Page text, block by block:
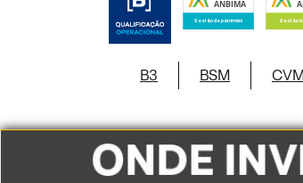
B3 BSM